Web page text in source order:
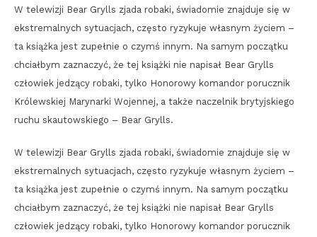
W telewizji Bear Grylls zjada robaki, świadomie znajduje się w
ekstremalnych sytuacjach, często ryzykuje własnym życiem –
ta książka jest zupełnie o czymś innym. Na samym początku
chciałbym zaznaczyć, że tej książki nie napisał Bear Grylls
człowiek jedzący robaki, tylko Honorowy komandor porucznik
Królewskiej Marynarki Wojennej, a także naczelnik brytyjskiego
ruchu skautowskiego – Bear Grylls.
W telewizji Bear Grylls zjada robaki, świadomie znajduje się w
ekstremalnych sytuacjach, często ryzykuje własnym życiem –
ta książka jest zupełnie o czymś innym. Na samym początku
chciałbym zaznaczyć, że tej książki nie napisał Bear Grylls
człowiek jedzący robaki, tylko Honorowy komandor porucznik